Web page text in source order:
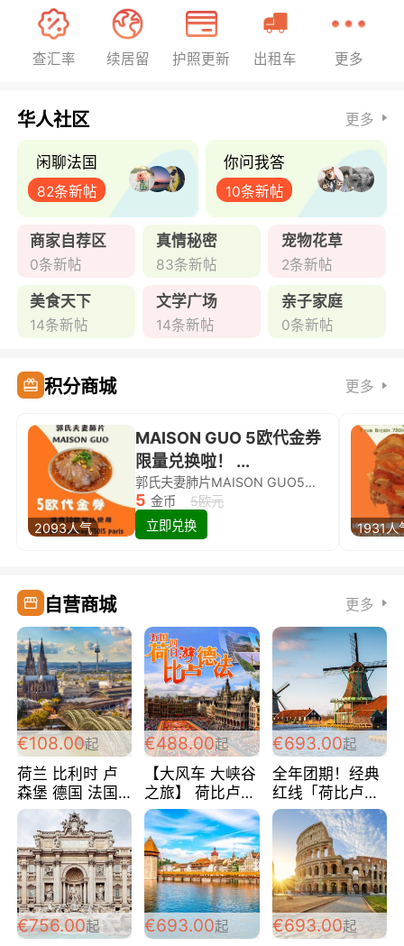
查汇率 续居留 护照更新 出租车 更多
华人社区 更多
闲聊法国
82条新帖
你问我答
10条新帖
商家自荐区
0条新帖
真情秘密
83条新帖
宠物花草
2条新帖
美食天下
14条新帖
文学广场
14条新帖
亲子家庭
0条新帖
积分商城 更多
2093人气
MAISON GUO 5欧代金券
限量兑换啦！ ...
郭氏夫妻肺片MAISON GUO5欧代金券限量兑换啦！
5 金币
5欧元
立即兑换
1931人
自营商城 更多
€108.00起
荷兰 比利时 卢
森堡 德国 法国
超爽玩遍西欧 循
环线 全程四星宾
馆 108欧/人/天
€488.00起
【大风车 大峡谷
之旅】 荷比卢德
法 巴黎上下 经
典五国四日游
488欧/人
€693.00起
全年团期！经典
红线「荷比卢德
法」七天循环 五
国 仅售99欧/人/
天！巴黎上下！
包拼房~
€756.00起 €693.00起 €693.00起